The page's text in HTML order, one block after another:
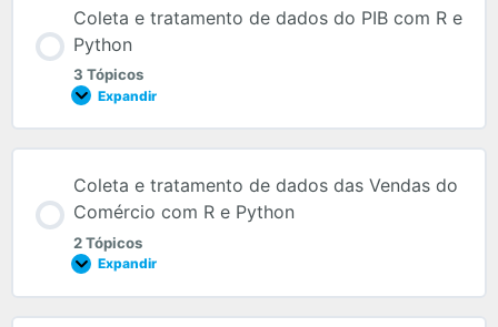
Coleta e tratamento de dados do PIB com R e
Python
3 Tópicos
Expandir
Coleta e tratamento de dados das Vendas do
Comércio com R e Python
2 Tópicos
Expandir